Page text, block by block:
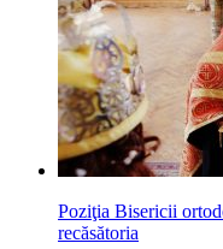
Poziţia Bisericii
recăsătoria